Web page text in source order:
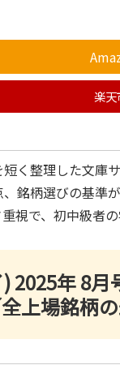
楽天
く整理した文庫
銘柄選びの基準
視で、初中級者
2025年 8
上場銘柄